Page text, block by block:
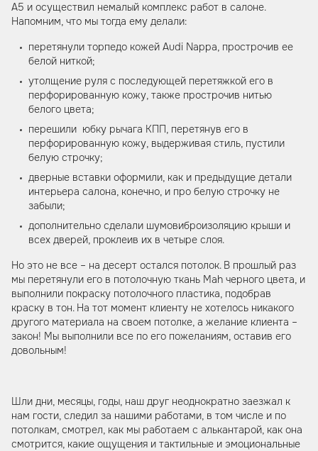
A5 и осуществил немалый комплекс работ в салоне.
Напомним, что мы тогда ему делали:
перетянули торпедо кожей Audi Nappa, прострочив ее
белой ниткой;
утолщение руля с последующей перетяжкой его в
перфорированную кожу, также прострочив нитью
белого цвета;
перешили юбку рычага КПП, перетянув его в
перфорированную кожу, выдерживая стиль, пустили
белую строчку;
дверные вставки оформили, как и предыдущие детали
интерьера салона, конечно, и про белую строчку не
забыли;
дополнительно сделали шумовиброизоляцию крыши и
всех дверей, проклеив их в четыре слоя.
Но это не все – на десерт остался потолок. В прошлый раз
мы перетянули его в потолочную ткань Mah черного цвета, и
выполнили покраску потолочного пластика, подобрав
краску в тон. На тот момент клиенту не хотелось никакого
другого материала на своем потолке, а желание клиента –
закон! Мы выполнили все по его пожеланиям, оставив его
довольным!
Шли дни, месяцы, годы, наш друг неоднократно заезжал к
нам гости, следил за нашими работами, в том числе и по
потолкам, смотрел, как мы работаем с алькантарой, как она
смотрится, какие ощущения и тактильные и эмоциональные